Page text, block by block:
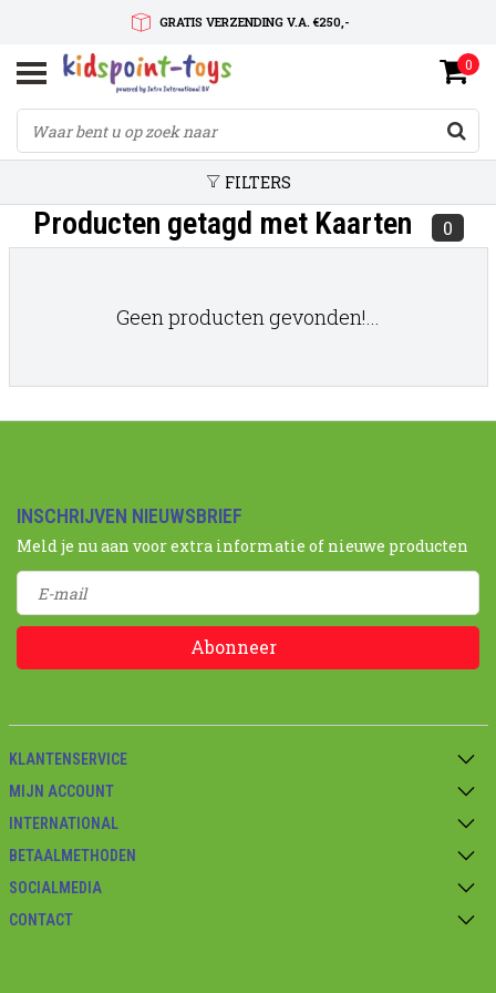
GRATIS VERZENDING V.A. €250,-
SNELLE LEVERTIJD
SERVICE OP MAAT
0
FILTERS
Producten getagd met Kaarten 0
Geen producten gevonden!...
INSCHRIJVEN NIEUWSBRIEF
Meld je nu aan voor extra informatie of nieuwe producten
Abonneer
KLANTENSERVICE
MIJN ACCOUNT
INTERNATIONAL
BETAALMETHODEN
SOCIALMEDIA
CONTACT